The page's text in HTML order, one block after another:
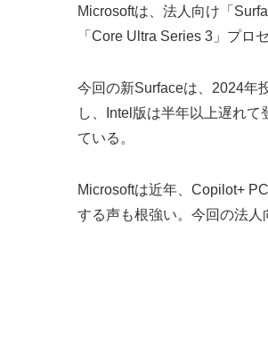
Microsoftは、法人向け「
「Core Ultra Series 3」プロ
今回の新Surfaceは、2024年
し、Intel版は半年以上遅れ
ている。
Microsoftは近年、Copilot+
する声も根強い。今回の法人